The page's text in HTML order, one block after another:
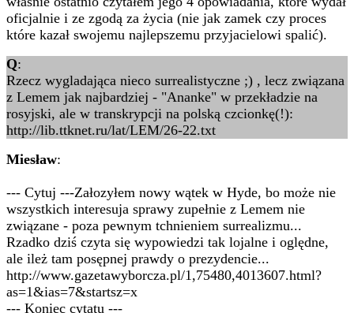
oficjalnie i ze zgodą za życia (nie jak zamek czy proces
które kazał swojemu najlepszemu przyjacielowi spalić).
Q:
Rzecz wygladająca nieco surrealistyczne ;) , lecz związana
z Lemem jak najbardziej - "Ananke" w przekładzie na
rosyjski, ale w transkrypcji na polską czcionkę(!):
http://lib.ttknet.ru/lat/LEM/26-22.txt
Miesław:
--- Cytuj ---Załozyłem nowy wątek w Hyde, bo może nie
wszystkich interesuja sprawy zupełnie z Lemem nie
związane - poza pewnym tchnieniem surrealizmu...
Rzadko dziś czyta się wypowiedzi tak lojalne i oględne,
ale ileż tam posępnej prawdy o prezydencie...
http://www.gazetawyborcza.pl/1,75480,4013607.html?
as=1&ias=7&startsz=x
--- Koniec cytatu ---